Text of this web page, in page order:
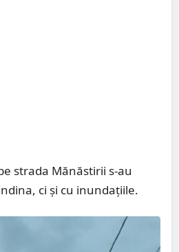
strada Mănăstirii s-au
ci și cu inundațiile.